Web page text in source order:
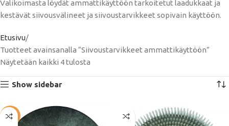
Valikoimasta löydät ammattikäyttöön tarkoitetut laadukkaat ja
kestävät siivousvälineet ja siivoustarvikkeet sopivain käyttöön.
Etusivu
Tuotteet avainsanalla “Siivoustarvikkeet ammattikäyttöön”
Näytetään kaikki 4 tulosta
Show sidebar
-29%